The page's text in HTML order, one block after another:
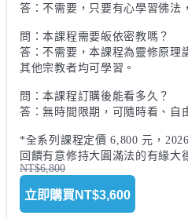
答：不需要，只要有心學習佛法
問：本課程需要皈依密教嗎？
答：不需要，本課程為靈修原理
其他宗教者均可學習。
問：本課程訂購後能看多久？
答：無時間限期，可隨時看、自
*全系列課程定價 6,800 元，
NT$6,800
立即購買 NT$3,600